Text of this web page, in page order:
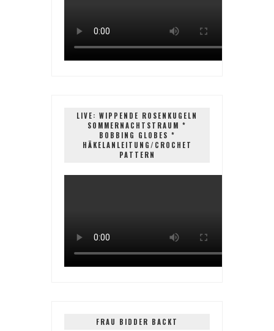
LIVE: WIPPENDE ROSENKUGELN
SOMMERNACHTSTRAUM *
BOBBING GLOBES *
HÄKELANLEITUNG/CROCHET
PATTERN
FRAU BIDDER BACKT